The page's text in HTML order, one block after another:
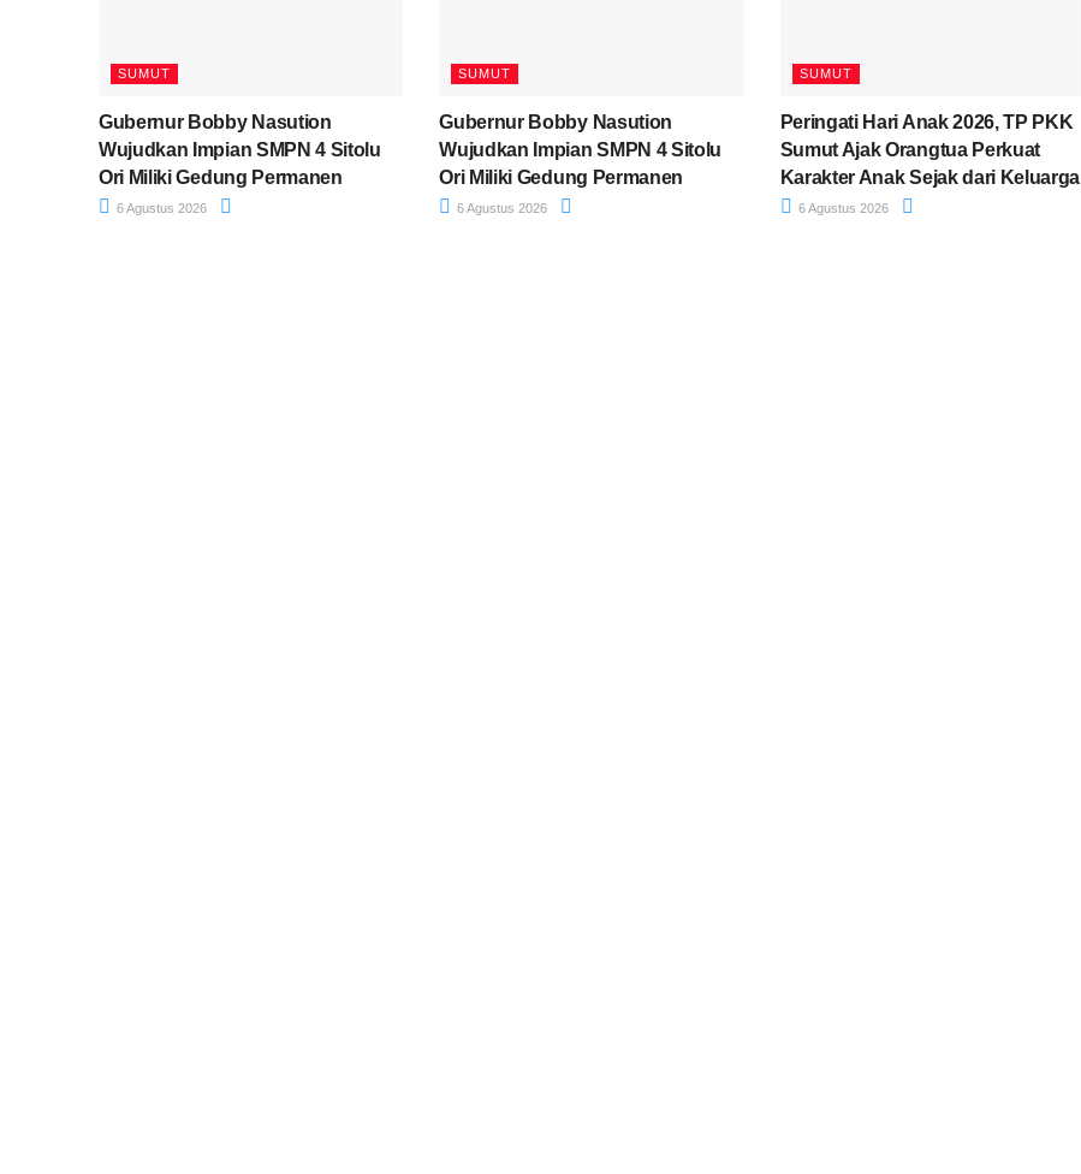
SUMUT
Gubernur Bobby Nasution
Wujudkan Impian SMPN 4 Sitolu
Ori Miliki Gedung Permanen
6 Agustus 2026
SUMUT
Gubernur Bobby Nasution
Wujudkan Impian SMPN 4 Sitolu
Ori Miliki Gedung Permanen
6 Agustus 2026
SUMUT
Peringati Hari Anak 2026, TP PKK
Sumut Ajak Orangtua Perkuat
Karakter Anak Sejak dari Keluarga
6 Agustus 2026